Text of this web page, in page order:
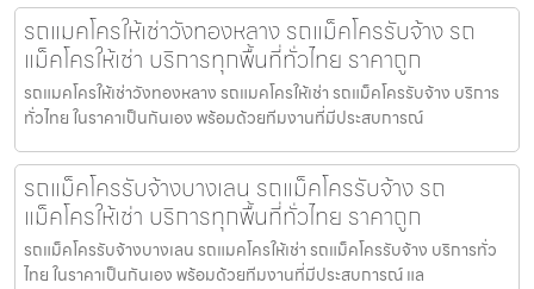
รถแมคโครให้เช่าวังทองหลาง รถแม็คโครรับจ้าง รถ
แม็คโครให้เช่า บริการทุกพื้นที่ทั่วไทย ราคาถูก
รถแมคโครให้เช่าวังทองหลาง รถแมคโครให้เช่า รถแม็คโครรับจ้าง บริการ
ทั่วไทย ในราคาเป็นกันเอง พร้อมด้วยทีมงานที่มีประสบการณ์
รถแม็คโครรับจ้างบางเลน รถแม็คโครรับจ้าง รถ
แม็คโครให้เช่า บริการทุกพื้นที่ทั่วไทย ราคาถูก
รถแม็คโครรับจ้างบางเลน รถแมคโครให้เช่า รถแม็คโครรับจ้าง บริการทั่ว
ไทย ในราคาเป็นกันเอง พร้อมด้วยทีมงานที่มีประสบการณ์ แล